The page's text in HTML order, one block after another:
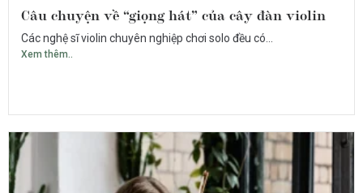
Câu chuyện về “giọng hát” của cây đàn violin
Các nghệ sĩ violin chuyên nghiệp chơi solo đều có...
Xem thêm..